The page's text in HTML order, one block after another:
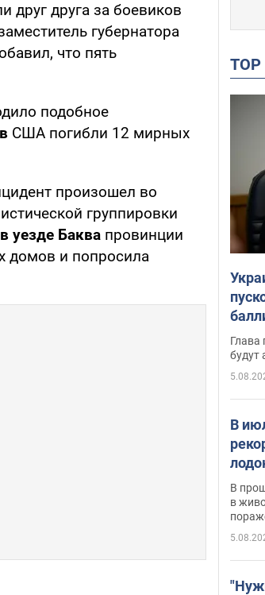
друг друга за боевиков
губернатора
что пять
подобное
США погибли 12 мирных
произошел во
группировки
уезде Баква провинции
домов и попросила
Глава
будут
В
В
в